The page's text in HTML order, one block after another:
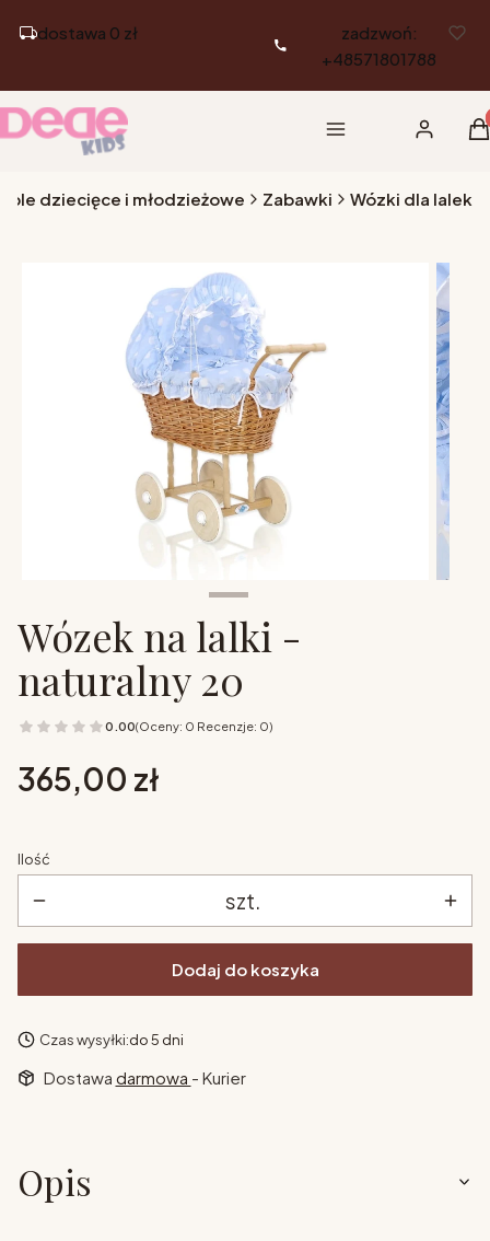
dostawa 0 zł
zadzwoń:
+48571801788
Menu Zaloguj się
dziecięce i młodzieżowe Zabawki Wózki dla lalek
Wózek na lalki -
naturalny 20
0.00(Oceny: 0 Recenzje: 0)
Cena
365,00 zł
Ilość
szt.
Dodaj do koszyka
Czas wysyłki:do 5 dni
Dostawa darmowa - Kurier
Opis